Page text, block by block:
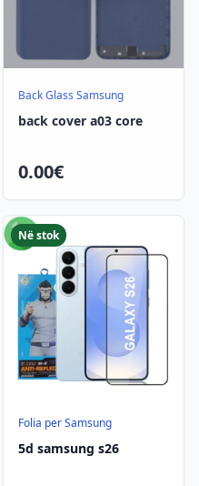
Back Glass Samsung
back cover a03 core
0.00€
Folia per Samsung
5d samsung s26
Në stok